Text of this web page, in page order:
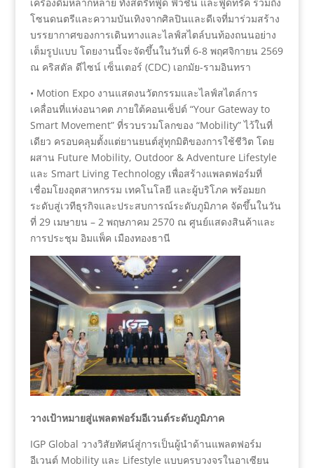
โซนดนตรีและความบันเทิงจากศิลปินและดีเจที่มาร่วมสร้าง
บรรยากาศของการเดินทางและไลฟ์สไตล์บนท้องถนนอย่าง
เต็มรูปแบบ โดยงานนี้จะจัดขึ้นในวันที่ 6-8 พฤศจิกายน 2569
ณ คริสตัล ดีไซน์ เซ็นเตอร์ (CDC) เอกมัย-รามอินทรา
• Motion Expo งานแสดงนวัตกรรมและไลฟ์สไตล์การ
เคลื่อนที่แห่งอนาคต ภายใต้คอนเซ็ปต์ “Your Gateway to
Smart Movement” ที่รวบรวมโลกของ “Mobility” ไว้ในที่
เดียว ครอบคลุมตั้งแต่ยานยนต์สู่ทุกมิติของการใช้ชีวิต โดย
ผสาน Future Mobility, Outdoor & Adventure Lifestyle
และ Smart Living Technology เพื่อสร้างแพลตฟอร์มที่
เชื่อมโยงอุตสาหกรรม เทคโนโลยี และผู้บริโภค พร้อมยก
ระดับสู่เวทีธุรกิจและประสบการณ์ระดับภูมิภาค จัดขึ้นในวัน
ที่ 29 เมษายน – 2 พฤษภาคม 2570 ณ ศูนย์แสดงสินค้าและ
การประชุม อิมแพ็ค เมืองทองธานี
วางเป้าหมายสู่แพลตฟอร์มอีเวนต์ระดับภูมิภาค
IGP Global วางวิสัยทัศน์สู่การเป็นผู้นำด้านแพลตฟอร์ม
อีเวนต์ Mobility และ Lifestyle แบบครบวงจรในอาเซียน